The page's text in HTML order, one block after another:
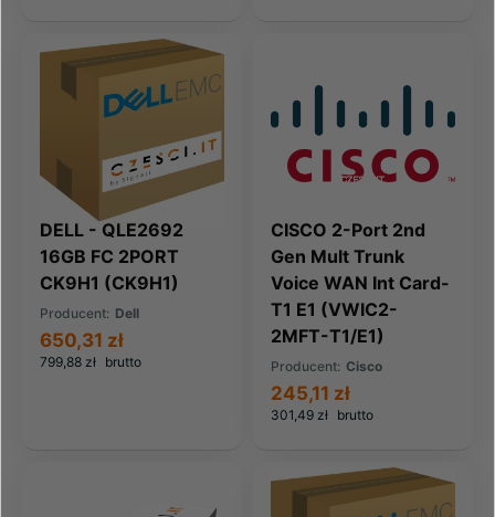
DELL - QLE2692
16GB FC 2PORT
CK9H1 (CK9H1)
Producent: Dell
799,88 zł brutto
650,31 zł
CISCO 2-Port 2nd
Gen Mult Trunk
Voice WAN Int Card-
T1 E1 (VWIC2-
2MFT-T1/E1)
Producent: Cisco
301,49 zł brutto
245,11 zł